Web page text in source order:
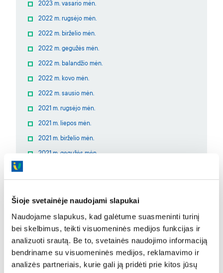
Šioje svetainėje naudojami slapukai
Naudojame slapukus, kad galėtume suasmeninti turinį
bei skelbimus, teikti visuomeninės medijos funkcijas ir
analizuoti srautą. Be to, svetainės naudojimo informaciją
bendriname su visuomeninės medijos, reklamavimo ir
analizės partneriais, kurie gali ją pridėti prie kitos jūsų
2023 m. vasario mėn.
2022 m. rugsėjo mėn.
2022 m. birželio mėn.
2022 m. gegužės mėn.
2022 m. balandžio mėn.
2022 m. kovo mėn.
2022 m. sausio mėn.
2021 m. rugsėjo mėn.
2021 m. liepos mėn.
2021 m. birželio mėn.
2021 m. gegužės mėn.
2021 m. vasario mėn.
2021 m. sausio mėn.
2020 m. gruodžio mėn.
2020 m. lapkričio mėn.